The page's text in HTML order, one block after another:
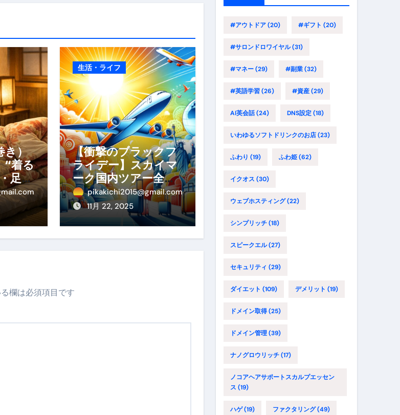
き）
“着る
足元
ぎ防
す
生活・ライフ
【衝撃のブラックフ
ライデー】スカイマ
ーク国内ツアー全路
線が大特価！年末年
始・春休みを贅沢に
過ごす賢い予約ガイ
pikakichi2015@gmail.com
11月 22, 2025
欄は必須項目です
#アウトドア(20) #ギフト (20)
#サロンドロワイヤル(31)
#マネー(29) #副業(32)
#英語学習(26) #資産(29)
AI英会話(24) DNS設定(18)
いわゆるソフトドリンクのお店(23)
ふわり (19) ふわ姫(62)
イクオス (30)
ウェブホスティング(22)
シンプリッチ(18)
スピークエル(27)
セキュリティ (29)
ダイエット (109) デメリット (19)
ドメイン取得(25)
ドメイン管理(39)
ナノグロウリッチ(17)
ノコアヘアサポートスカルプエッセン
ス (19)
ハゲ(19) ファクタリング(49)